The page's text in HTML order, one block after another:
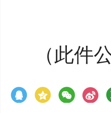
（此件